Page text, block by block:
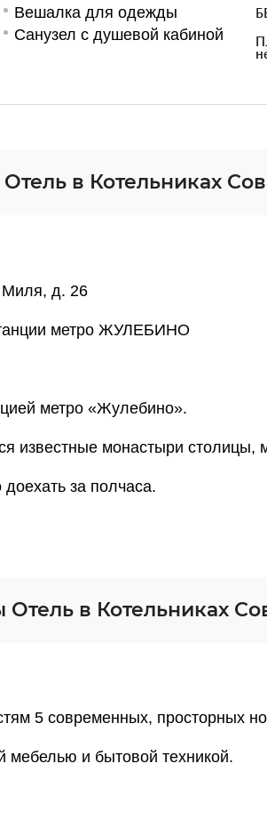
Вешалка для одежды
Санузел с душевой кабиной
в Котельниках
Миля, д. 26
метро ЖУЛЕБИНО
метро «Жулебино».
известные монастыри столицы,
за полчаса.
в Котельниках
5 современных, просторных
мебелью и бытовой техникой.